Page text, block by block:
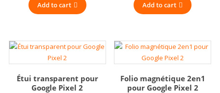
Add to cart Add to cart
Étui transparent pour
Google Pixel 2
Folio magnétique 2en1
pour Google Pixel 2